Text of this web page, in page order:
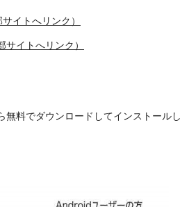
イトへリンク）
イトへリンク）
無料でダウンロードしてインストールし